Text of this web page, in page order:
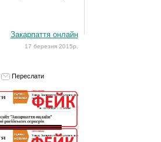
Закарпаття онлайн
17 березня 2015р.
Переслати